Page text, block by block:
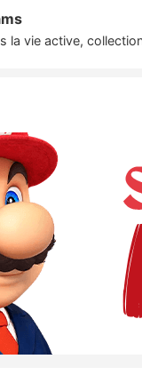
la vie active,